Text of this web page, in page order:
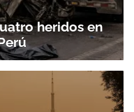
heridos en